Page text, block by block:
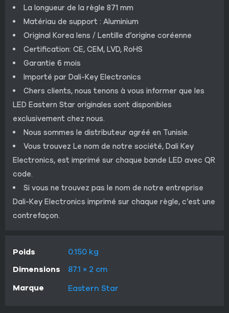
La longueur de la règle 871 mm
Matériau de support : Aluminium
Original Korea lens / Lentille d’origine coréenne
Certification: CE, CEM, LVD, RoHS
Garantie 6 mois
Importé par Dali-Key Electronics
Chers clients, nous tenons à vous informer que les
LED Eastern Star originales sont disponibles
exclusivement chez nous.
Nous sommes le distributeur agréé en Tunisie.
Vous trouvez Le nom de notre société, Dali Key
Electronics, est imprimé sur chaque bande LED avec QR
code.
Si vous ne trouvez pas le nom de notre entreprise
Dali-Key Electronics imprimé sur chaque règle, c’est une
contrefaçon.
Poids
0.150 kg
Dimensions
87.1 × 2 cm
Marque
Eastern Star